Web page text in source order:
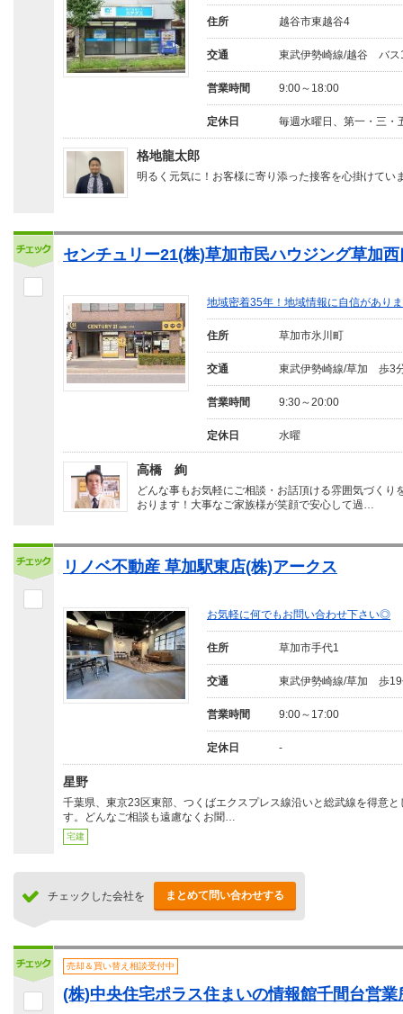
住所 越谷市東越谷4
交通 東武伊勢崎線/越谷 バス
営業時間 9:00～18:00
定休日 毎週水曜日、第一・三
格地龍太郎
明るく元気に！お客様に寄り添った接客を心掛けてい
センチュリー21(株)草加市民ハウジング草加西
地域密着35年！地域情報に自信があり
住所 草加市氷川町
交通 東武伊勢崎線/草加 歩3
営業時間 9:30～20:00
定休日 水曜
高橋 絢
どんな事もお気軽にご相談・お話頂ける雰囲気づくり
おります！大事なご家族様が笑顔で安心して過…
リノベ不動産 草加駅東店(株)アークス
お気軽に何でもお問い合わせ下さい◎
住所 草加市手代1
交通 東武伊勢崎線/草加 歩
営業時間 9:00～17:00
定休日 -
星野
千葉県、東京23区東部、つくばエクスプレス線沿いと総武線を得意と
す。どんなご相談も遠慮なくお聞…
宅建
チェックした会社を まとめて問い合わせする
売却＆買い替え相談受付中
(株)中央住宅ポラス住まいの情報館千間台営業